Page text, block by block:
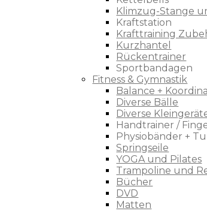
Klimzug-Stange
Kraftstation
Krafttraining
Kurzhantel
Rückentrainer
Sportbandagen
Fitness & Gymnastik
Balance +
Diverse Bälle
Diverse
Handtrainer /
Physiobänder +
Springseile
YOGA und Pilates
Trampoline und
Bücher
DVD
Matten